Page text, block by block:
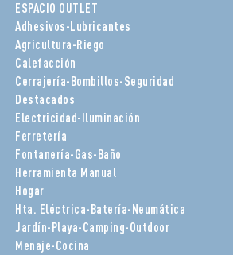
ESPACIO OUTLET
Adhesivos-Lubricantes
Agricultura-Riego
Calefacción
Cerrajería-Bombillos-Seguridad
Destacados
Electricidad-Iluminación
Ferretería
Fontanería-Gas-Baño
Herramienta Manual
Hogar
Hta. Eléctrica-Batería-Neumática
Jardín-Playa-Camping-Outdoor
Menaje-Cocina